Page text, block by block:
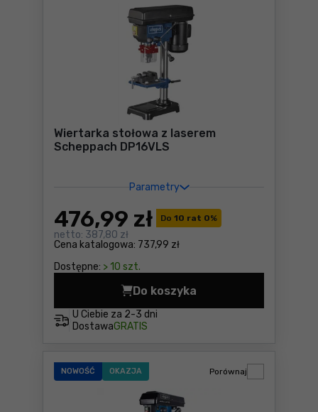
Wiertarka stołowa z laserem
Scheppach DP16VLS
Parametry
Do 10 rat 0%
Cena katalogowa: 737,99 zł
476,99 zł
netto: 387,80 zł
Dostępne: > 10 szt.
U Ciebie za 2-3 dni
DostawaGRATIS
Do koszyka
Wiertarka stołowa z
NOWOŚĆ OKAZJA Porównaj